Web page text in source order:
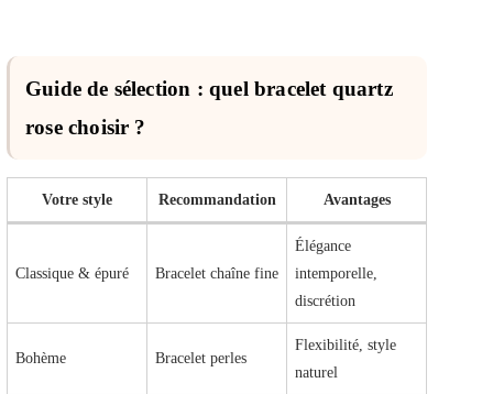
Guide de sélection : quel bracelet quartz
rose choisir ?
Votre style Recommandation Avantages
Classique & épuré Bracelet chaîne fine
Élégance
intemporelle,
discrétion
Bohème Bracelet perles
Flexibilité, style
naturel